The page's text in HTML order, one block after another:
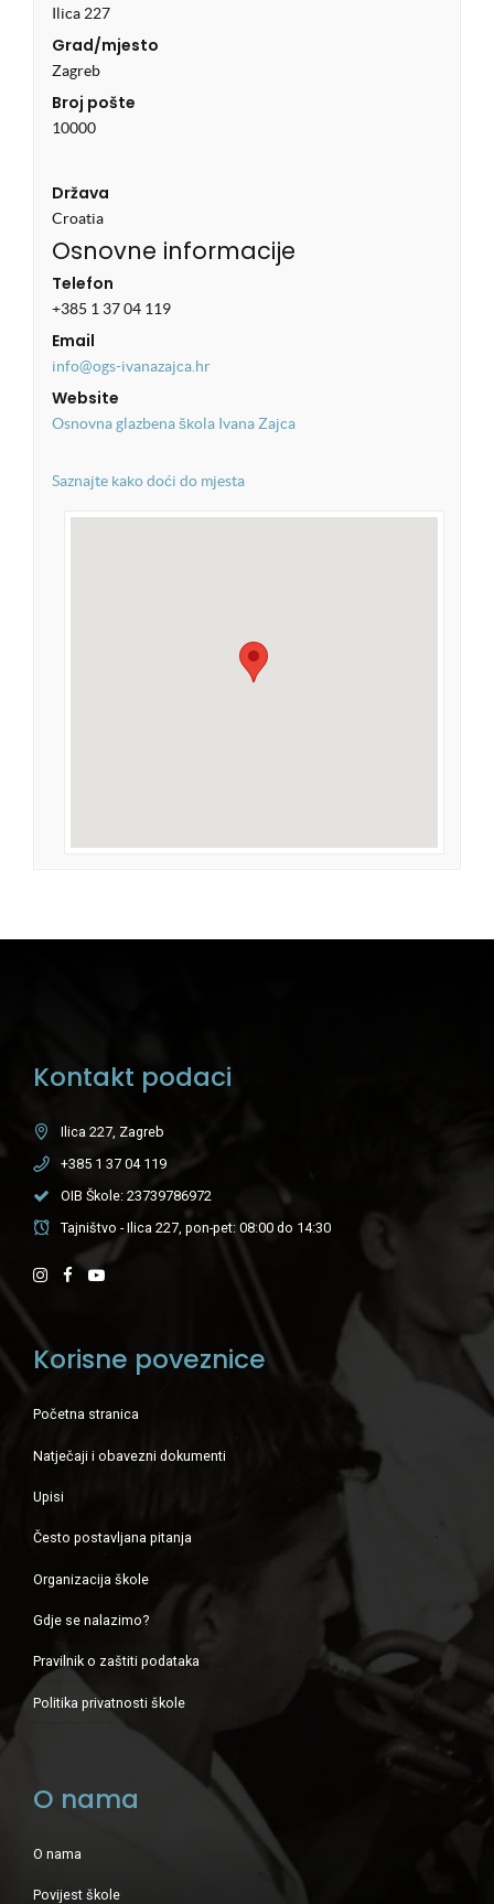
Ilica 227
Grad/mjesto
Zagreb
Broj pošte
10000
Država
Croatia
Osnovne informacije
Telefon
+385 1 37 04 119
Email
info@ogs-ivanazajca.hr
Website
Osnovna glazbena škola Ivana Zajca
Saznajte kako doći do mjesta
Kontakt podaci
Ilica 227, Zagreb
+385 1 37 04 119
OIB Škole: 23739786972
Tajništvo - Ilica 227, pon-pet: 08:00 do 14:30
Korisne poveznice
Početna stranica
Natječaji i obavezni dokumenti
Upisi
Često postavljana pitanja
Organizacija škole
Gdje se nalazimo?
Pravilnik o zaštiti podataka
Politika privatnosti škole
O nama
O nama
Povijest škole